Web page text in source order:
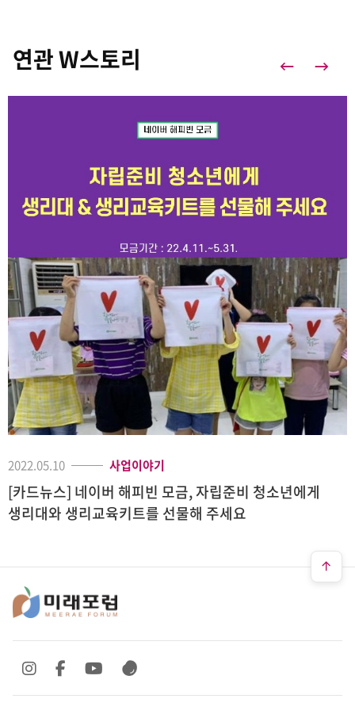
연관 W스토리
2022.05.10 사업이야기
[카드뉴스] 네이버 해피빈 모금, 자립준비 청소년에게
생리대와 생리교육키트를 선물해 주세요
SNS 바로가기
SNS 바로가기SNS 바로가기
SNS 바로가기